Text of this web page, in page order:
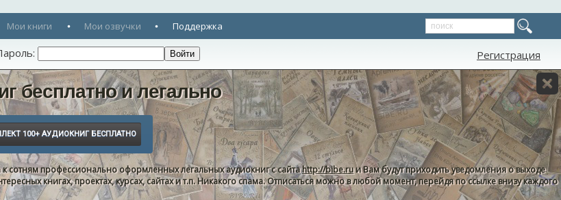
Мои книги Мои озвучки Поддержка
Регистрация
бесплатно и легально
сотням профессионально оформленных легальных аудиокниг с сайтаhttp://bibe.ruи Вам будут приходить уведомления о выходе
книгах, проектах, курсах, сайтах и т.п. Никакого спама. Отписаться можно в любой момент, перейдя по ссылке внизу каждого